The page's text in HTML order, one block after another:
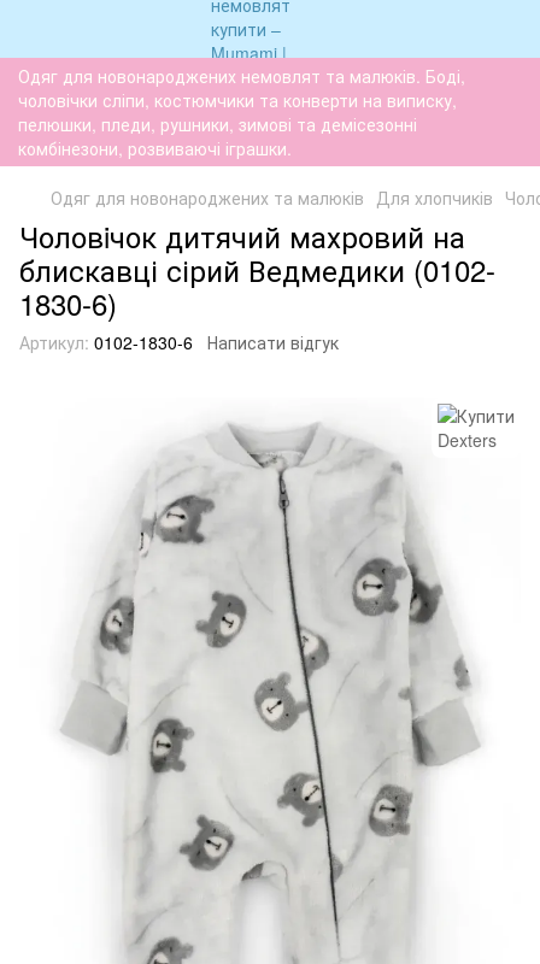
Одяг для новонароджених немовлят та малюків. Боді,
чоловічки сліпи, костюмчики та конверти на виписку,
пелюшки, пледи, рушники, зимові та демісезонні
комбінезони, розвиваючі іграшки.
Одяг для новонароджених та малюків Для хлопчиків
Чоловiчок дитячий махровий на
блискавці сірий Ведмедики (0102-
1830-6)
Артикул: 0102-1830-6 Написати відгук